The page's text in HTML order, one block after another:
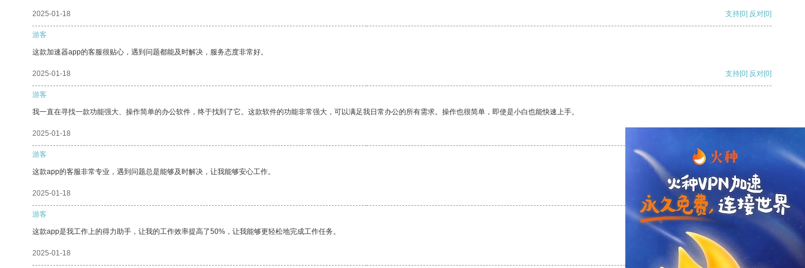
2025-01-18 支持[0] 反对[0]
游客
这款加速器app的客服很贴心，遇到问题都能及时解决，服务态度非常好。
2025-01-18 支持[0] 反对[0]
游客
我一直在寻找一款功能强大、操作简单的办公软件，终于找到了它。这款软件的功能非常强大，可以满足我日常办公的所有需求。操作也很简单，即使是小白也能快速上手。
2025-01-18
游客
这款app的客服非常专业，遇到问题总是能够及时解决，让我能够安心工作。
2025-01-18 支持 [0] 反对 [0]
游客
这款app是我工作上的得力助手，让我的工作效率提高了50%，让我能够更轻松地完成工作任务。
2025-01-18 支持